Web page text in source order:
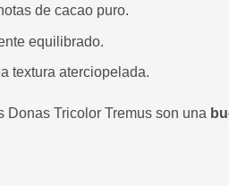
de cacao puro.
equilibrado.
textura aterciopelada.
Donas Tricolor Tremus son una